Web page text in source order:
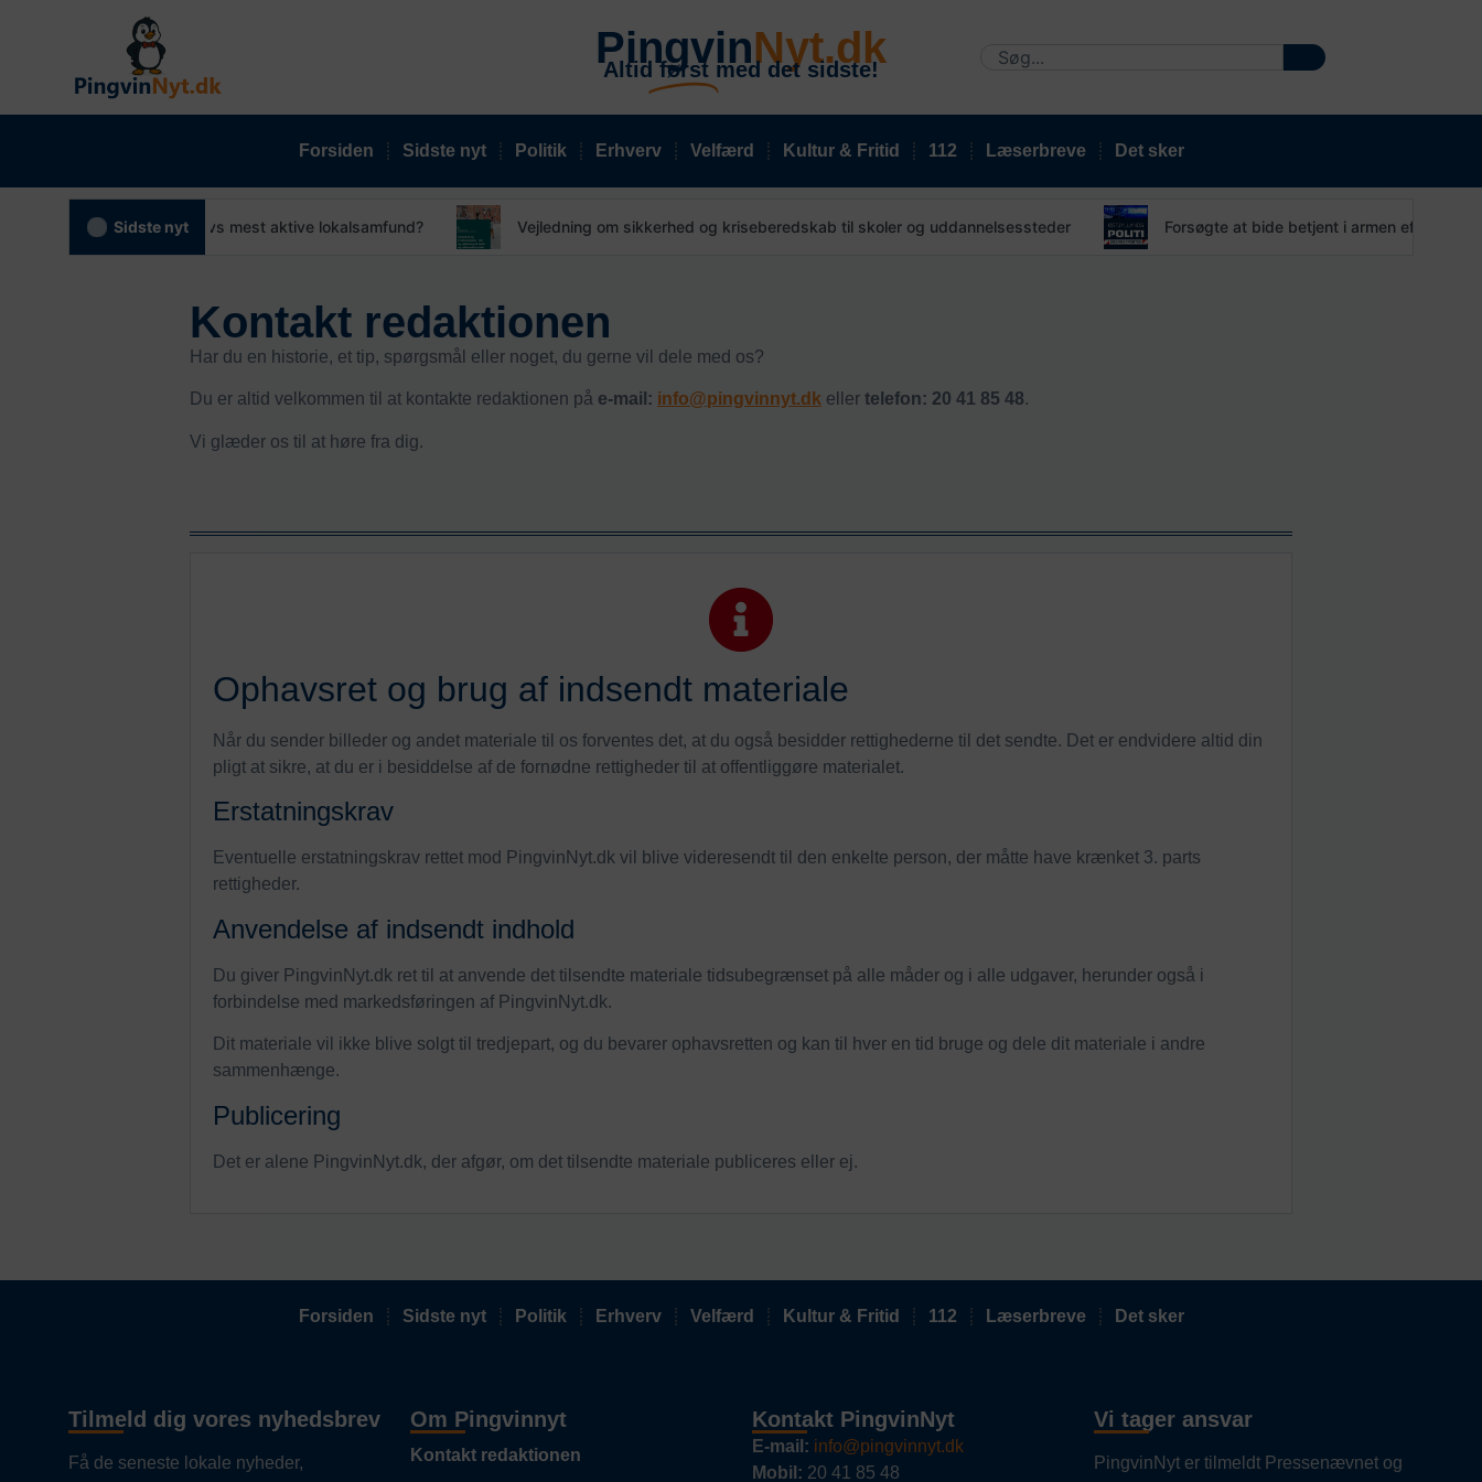
PingvinNyt.dk
Altid først med det sidste!
Forsiden Sidste nyt Politik Erhverv Velfærd Kultur & Fritid 112 Læserbreve Det sker
Sidste nyt
Hvem bliver Favrskovs mest aktive lokalsamfund? Vejledning om sikkerhed og kriseberedskab til skoler og uddannelsessteder Forsøgte at bide betjent i armen efter
Kontakt redaktionen
Har du en historie, et tip, spørgsmål eller noget, du gerne vil dele med os?
Du er altid velkommen til at kontakte redaktionen på e-mail: info@pingvinnyt.dk eller telefon: 20 41 85 48.
Vi glæder os til at høre fra dig.
Ophavsret og brug af indsendt materiale
Når du sender billeder og andet materiale til os forventes det, at du også besidder rettighederne til det sendte. Det er endvidere altid din
pligt at sikre, at du er i besiddelse af de fornødne rettigheder til at offentliggøre materialet.
Erstatningskrav
Eventuelle erstatningskrav rettet mod PingvinNyt.dk vil blive videresendt til den enkelte person, der måtte have krænket 3. parts
rettigheder.
Anvendelse af indsendt indhold
Du giver PingvinNyt.dk ret til at anvende det tilsendte materiale tidsubegrænset på alle måder og i alle udgaver, herunder også i
forbindelse med markedsføringen af PingvinNyt.dk.
Dit materiale vil ikke blive solgt til tredjepart, og du bevarer ophavsretten og kan til hver en tid bruge og dele dit materiale i andre
sammenhænge.
Publicering
Det er alene PingvinNyt.dk, der afgør, om det tilsendte materiale publiceres eller ej.
Forsiden Sidste nyt Politik Erhverv Velfærd Kultur & Fritid 112 Læserbreve Det sker
Tilmeld dig vores nyhedsbrev
Få de seneste lokale nyheder,
Om Pingvinnyt
Kontakt redaktionen
Kontakt PingvinNyt
E-mail: info@pingvinnyt.dk
Mobil: 20 41 85 48
Vi tager ansvar
PingvinNyt er tilmeldt Pressenævnet og